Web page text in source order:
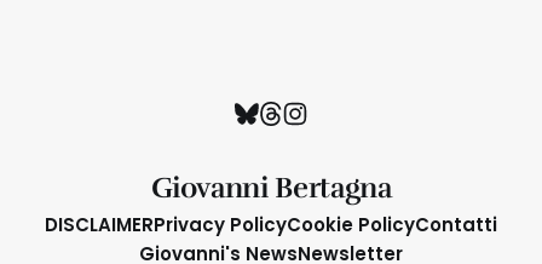
Giovanni Bertagna
DISCLAIMERPrivacy PolicyCookie PolicyContatti
Giovanni's NewsNewsletter